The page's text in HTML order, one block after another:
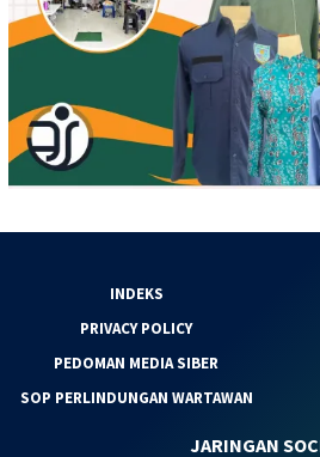
INDEKS
PRIVACY POLICY
PEDOMAN MEDIA SIBER
SOP PERLINDUNGAN WARTAWAN
JARINGAN